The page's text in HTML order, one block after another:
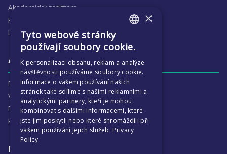
Akademický program
Předmětové oblasti
Lidé
Aktivity
Proč je ECP tak zajímavé
Výchovná péče
Program :more
Harmonogram školního
Naše výsledky a příběhy
×
Tyto webové stránky
používají soubory cookie.
K personalizaci obsahu, reklam a analýze
návštěvnosti používáme soubory cookie.
Informace o vašem používání našich
stránek také sdílíme s našimi reklamními a
analytickými partnery, kteří je mohou
kombinovat s dalšími informacemi, které
jste jim poskytli nebo které shromáždili při
vašem používání jejich služeb. Privacy
Policy